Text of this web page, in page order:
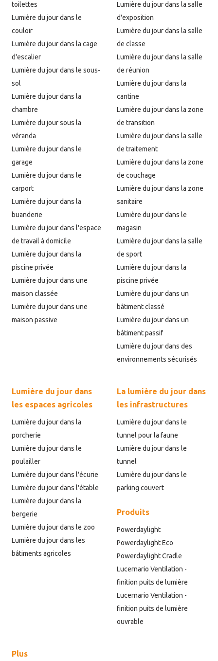
toilettes
Lumière du jour dans le
couloir
Lumière du jour dans la cage
d'escalier
Lumière du jour dans le sous-
sol
Lumière du jour dans la
chambre
Lumière du jour sous la
véranda
Lumière du jour dans le
garage
Lumière du jour dans le
carport
Lumière du jour dans la
buanderie
Lumière du jour dans l'espace
de travail à domicile
Lumière du jour dans la
piscine privée
Lumière du jour dans une
maison classée
Lumière du jour dans une
maison passive
Lumière du jour dans la salle
d'exposition
Lumière du jour dans la salle
de classe
Lumière du jour dans la salle
de réunion
Lumière du jour dans la
cantine
Lumière du jour dans la zone
de transition
Lumière du jour dans la salle
de traitement
Lumière du jour dans la zone
de couchage
Lumière du jour dans la zone
sanitaire
Lumière du jour dans le
magasin
Lumière du jour dans la salle
de sport
Lumière du jour dans la
piscine privée
Lumière du jour dans un
bâtiment classé
Lumière du jour dans un
bâtiment passif
Lumière du jour dans des
environnements sécurisés
Lumière du jour dans
les espaces agricoles
Lumière du jour dans la
porcherie
Lumière du jour dans le
poulailler
Lumière du jour dans l'écurie
Lumière du jour dans l'étable
Lumière du jour dans la
bergerie
Lumière du jour dans le zoo
Lumière du jour dans les
bâtiments agricoles
La lumière du jour dans
les infrastructures
Lumière du jour dans le
tunnel pour la faune
Lumière du jour dans le
tunnel
Lumière du jour dans le
parking couvert
Produits
Powerdaylight
Powerdaylight Eco
Powerdaylight Cradle
Lucernario Ventilation -
finition puits de lumière
Lucernario Ventilation -
finition puits de lumière
ouvrable
Plus